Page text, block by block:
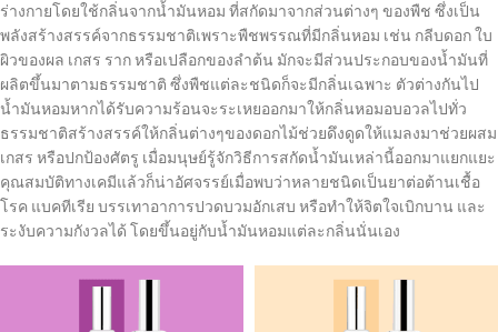
ร่างกายโดยใช้กลิ่นจากน้ำมันหอม ที่สกัดมาจากส่วนต่างๆ ของพืช ซึ่งเป็น
พลังสร้างสรรค์จากธรรมชาติเพราะพืชพรรณที่มีกลิ่นหอม เช่น กลีบดอก ใบ
ผิวของผล เกสร ราก หรือเปลือกของลำต้น มักจะมีส่วนประกอบของน้ำมันที่
ผลิตขึ้นมาตามธรรมชาติ ซึ่งพืชแต่ละชนิดก็จะมีกลิ่นเฉพาะ ตัวต่างกันไป
น้ำมันหอมหากได้รับความร้อนจะระเหยออกมาให้กลิ่นหอมอบอวลไปทั่ว
ธรรมชาติสร้างสรรค์ให้กลิ่นต่างๆของดอกไม้ช่วยดึงดูดให้แมลงมาช่วยผสม
เกสร หรือปกป้องศัตรู เมื่อมนุษย์รู้จักวิธีการสกัดน้ำมันเหล่านี้ออกมาแยกแยะ
คุณสมบัติทางเคมีแล้วก็น่าอัศจรรย์เมื่อพบว่าหลายชนิดเป็นยาต่อต้านเชื้อ
โรค แบคทีเรีย บรรเทาอาการปวดบวมอักเสบ หรือทำให้จิตใจเบิกบาน และ
ระงับความกังวลได้ โดยขึ้นอยู่กับน้ำมันหอมแต่ละกลิ่นนั่นเอง